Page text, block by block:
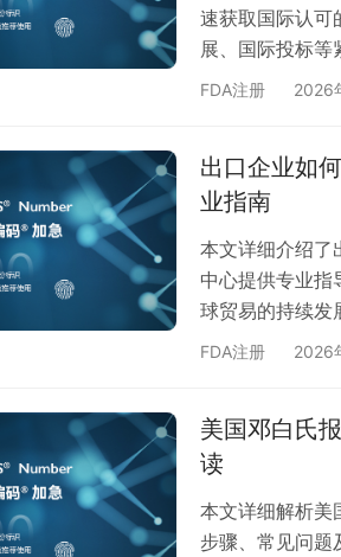
速获取国际认可
展、国际投标
时，邓白氏信用
证中心作为专业
供快速、…
FDA注册 2026
出口企业如
业指南
本文详细介绍了
中心提供专业指
球贸易的持续发
国际通用的商业
背书，提高海外
标…
FDA注册 2026
美国邓白氏
读
本文详细解析美
步骤、常见问题